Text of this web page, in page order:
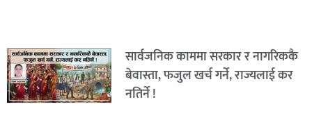
सार्वजनिक काममा सरकार र नागरिककै
बेवास्ता, फजुल खर्च गर्ने, राज्यलाई कर
नतिर्ने !